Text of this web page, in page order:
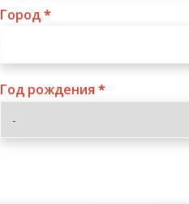
Город*
Год рождения *